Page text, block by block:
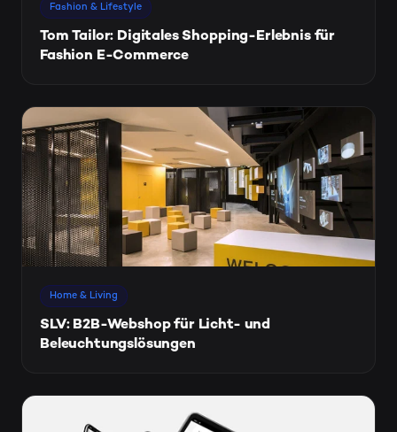
Fashion & Lifestyle
Tom Tailor: Digitales Shopping-Erlebnis für
Fashion E-Commerce
Home & Living
SLV: B2B-Webshop für Licht- und
Beleuchtungslösungen